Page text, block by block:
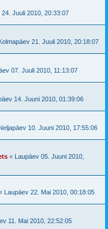
24. Juuli 2010, 20:33:07
21. Juuli 2010, 20:18:07
07. Juuli 2010, 11:13:07
14. Juuni 2010, 01:39:06
10. Juuni 2010, 17:55:06
« Laupäev 05. Juuni 2010,
Laupäev 22. Mai 2010, 00:18:05
11. Mai 2010, 22:52:05